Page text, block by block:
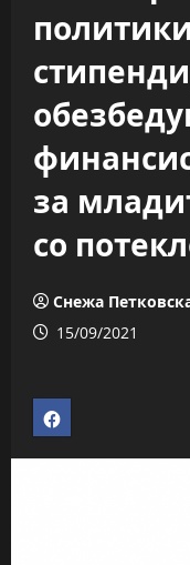
за
со
Снежа
15/09/2021